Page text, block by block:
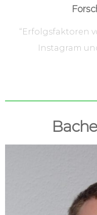
“Erfolgsfaktoren
Instagram